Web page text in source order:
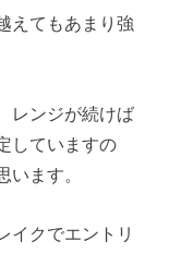
えてもあまり強
レンジが続けば
していますの
います。
イクでエントリ